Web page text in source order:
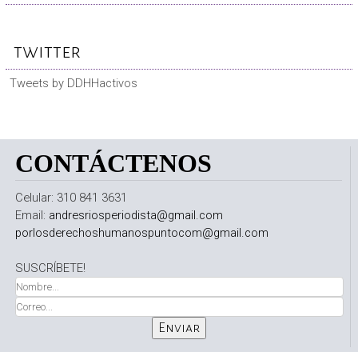
twitter
Tweets by DDHHactivos
CONTÁCTENOS
Celular: 310 841 3631
Email: andresriosperiodista@gmail.com
porlosderechoshumanospuntocom@gmail.com
SUSCRÍBETE!